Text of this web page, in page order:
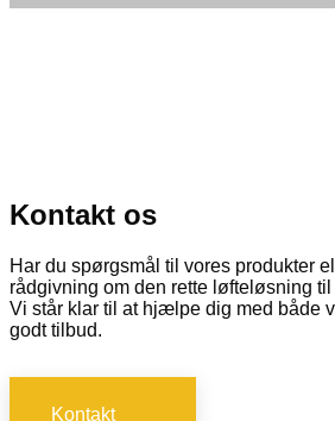
Kontakt os
Har du spørgsmål til vores produkter
rådgivning om den rette løfteløsning
Vi står klar til at hjælpe dig med både
godt tilbud.
Kontakt